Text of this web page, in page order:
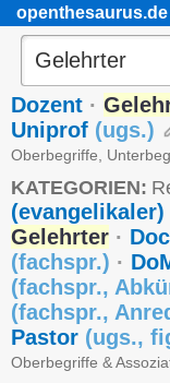
openthesaurus.de
Dozent ·
Uniprof (ugs.)
Oberbegriffe,
KATEGORIEN:
Gelehrter ·
(fachspr.) ·
(fachspr.,
(fachspr.,
Pastor (ugs.,
Oberbegriffe &